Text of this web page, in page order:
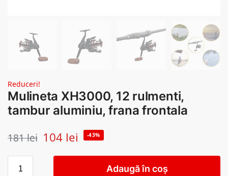
Reduceri!
Mulineta XH3000, 12 rulmenti,
tambur aluminiu, frana frontala
181lei 104 lei -43%
Adaugă în coș